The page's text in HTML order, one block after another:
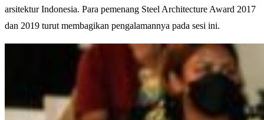
arsitektur Indonesia. Para pemenang Steel Architecture Award 2017
dan 2019 turut membagikan pengalamannya pada sesi ini.